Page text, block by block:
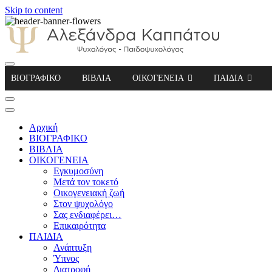
Skip to content
Αλεξάνδρα Καππάτου Ψυχολόγος –
ΒΙΟΓΡΑΦΙΚΟ ΒΙΒΛΙΑ ΟΙΚΟΓΕΝΕΙΑ ΠΑΙΔΙΑ
Αρχική
ΒΙΟΓΡΑΦΙΚΟ
ΒΙΒΛΙΑ
ΟΙΚΟΓΕΝΕΙΑ
Εγκυμοσύνη
Μετά τον τοκετό
Οικογενειακή ζωή
Στον ψυχολόγο
Σας ενδιαφέρει…
Επικαιρότητα
ΠΑΙΔΙΑ
Ανάπτυξη
Ύπνος
Διατροφή